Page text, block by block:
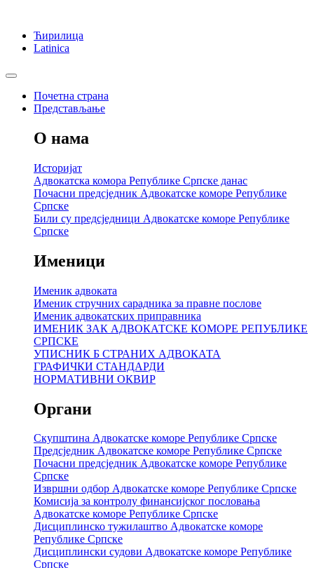
Ћирилица
Latinica
Почетна страна
Представљање
О нама
Историјат
Адвокатска комора Републике Српске данас
Почасни предсједник Адвокатске коморе Републике
Српске
Били су предсједници Адвокатске коморе Републике
Српске
Именици
Именик адвоката
Именик стручних сарадника за правне послове
Именик адвокатских приправника
ИМЕНИК ЗАК АДВОКАТСКЕ КОМОРЕ РЕПУБЛИКЕ
СРПСКЕ
УПИСНИК Б СТРАНИХ АДВОКАТА
ГРАФИЧКИ СТАНДАРДИ
НОРМАТИВНИ ОКВИР
Органи
Скупштина Адвокатске коморе Републике Српске
Предсједник Адвокатске коморе Републике Српске
Почасни предсједник Адвокатске коморе Републике
Српске
Извршни одбор Адвокатске коморе Републике Српске
Комисија за контролу финансијског пословања
Адвокатске коморе Републике Српске
Дисциплинско тужилаштво Адвокатске коморе
Републике Српске
Дисциплински судови Адвокатске коморе Републике
Српске